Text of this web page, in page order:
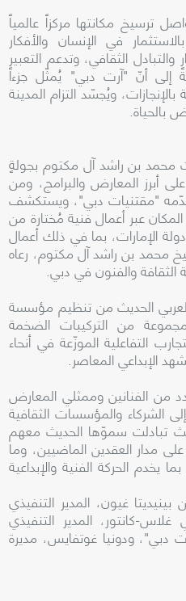
ترسيخ مكانتها مركزاً عالمياً
في الإنسان والأفكار
الثقافي، وتدعم التعبير
إلى أنّ "آرت دبي" يُمثّل جزءاً
ويُجسّد التزام المدينة
بالحياة.
بن راشد آل مكتوم بجولةٍ
أبرز المعارض والبرامج، ومن
"مقتنيات دبي"، ويستكشف
عبر أعمال فنية مُختارة من
دولة الإمارات، بما في ذلك أعمال
محمد بن راشد آل مكتوم، رعاه
والفنون في دبي.
الحديث من تنظيم مؤسسة
من التركيبات الضخمة
التفاعلية الموزّعة في أنحاء
الإبداعي المعاصر.
من الفنانين وممثلي المعارض
الشركاء والمؤسسات الثقافية
تبادلت سموّها الحديث معهم
مدار العقدين الماضيين، وما
يخدم الحركة الفنية والإبداعية
غيون، المدير التنفيذي
كانتور، المدير التنفيذي
دبي"، ودونيا غوتفايس، مديرة